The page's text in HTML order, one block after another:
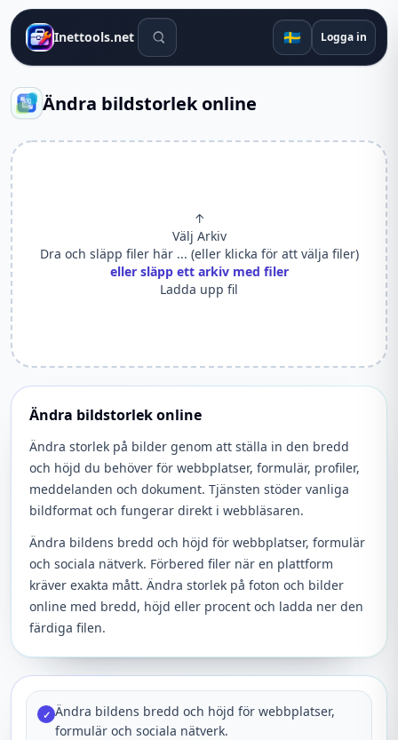
Inettools.net Sökverktyg 🇸🇪 Logga in
Ändra bildstorlek online
↑
Välj Arkiv
Dra och släpp filer här ... (eller klicka för att välja filer)
eller släpp ett arkiv med filer
Ladda upp fil
Ändra bildstorlek online
Ändra storlek på bilder genom att ställa in den bredd
och höjd du behöver för webbplatser, formulär, profiler,
meddelanden och dokument. Tjänsten stöder vanliga
bildformat och fungerar direkt i webbläsaren.
Ändra bildens bredd och höjd för webbplatser, formulär
och sociala nätverk. Förbered filer när en plattform
kräver exakta mått. Ändra storlek på foton och bilder
online med bredd, höjd eller procent och ladda ner den
färdiga filen.
✓ Ändra bildens bredd och höjd för webbplatser,
formulär och sociala nätverk.